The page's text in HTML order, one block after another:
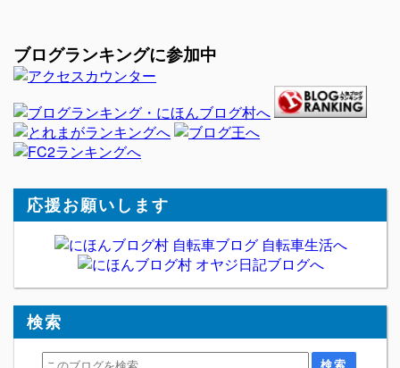
ブログランキングに参加中
応援お願いします
検索